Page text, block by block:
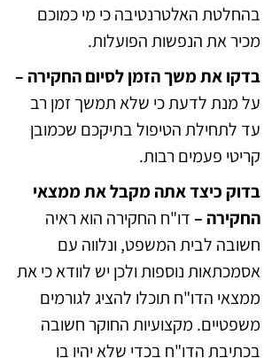
בהחלטת האלטרנטיבה כי מי כמוכם
מכיר את הנפשות הפועלות.
בדקו את משך הזמן לסיום החקירה –
על מנת לדעת כי שלא תמשך זמן רב
עד לתחילת הטיפול בתיקכם שכמובן
קריטי פעמים רבות.
בדוק כיצד אתה מקבל את ממצאי
החקירה –דו"ח החקירה הוא ראיה
חשובה לבית המשפט, ונלווה עם
אסמכתאות נוספות ולכן יש לוודא כי את
ממצאי הדו"ח תוכלו להציג לגורמים
משפטיים. מקצועיות החוקר חשובה
בכתיבת הדו"ח בכדי שלא יהיו בו